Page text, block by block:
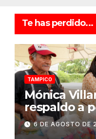
Te has perdido...
TAMPICO
Mónica
respaldo a
Tampico
de veda
6 DE AGOSTO DE